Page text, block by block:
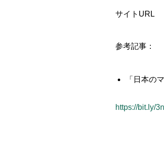
サイトURL
参考記事：
「日本の
https://bit.ly/